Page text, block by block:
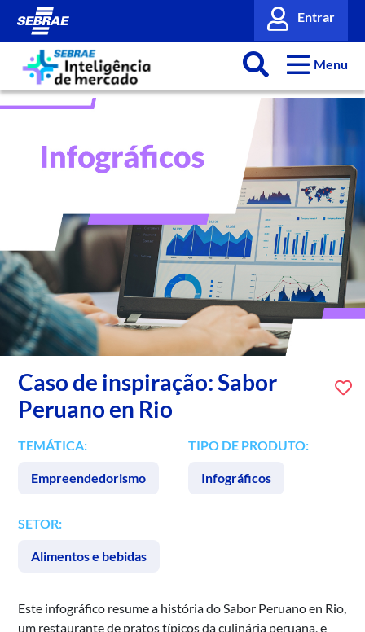
Entrar
Menu
Caso de inspiração: Sabor
Peruano en Rio
TEMÁTICA:
Empreendedorismo
TIPO DE PRODUTO:
Infográficos
SETOR:
Alimentos e bebidas
Este infográfico resume a história do Sabor Peruano en Rio,
um restaurante de pratos típicos da culinária peruana, e